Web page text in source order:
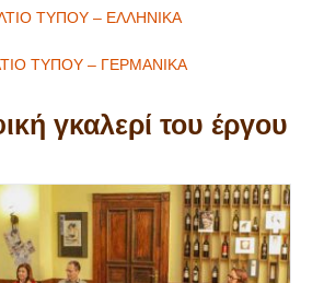
ΤΥΠΟΥ – ΕΛΛΗΝΙΚΑ
ΤΥΠΟΥ – ΓΕΡΜΑΝΙΚΑ
γκαλερί του έργου